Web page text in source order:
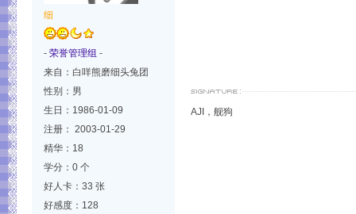
细
- 荣誉管理组 -
来自：白咩熊磨细头兔团
性别：男
生日：1986-01-09
注册： 2003-01-29
精华：18
学分：0 个
好人卡：33 张
好感度：128
AJI，舰狗